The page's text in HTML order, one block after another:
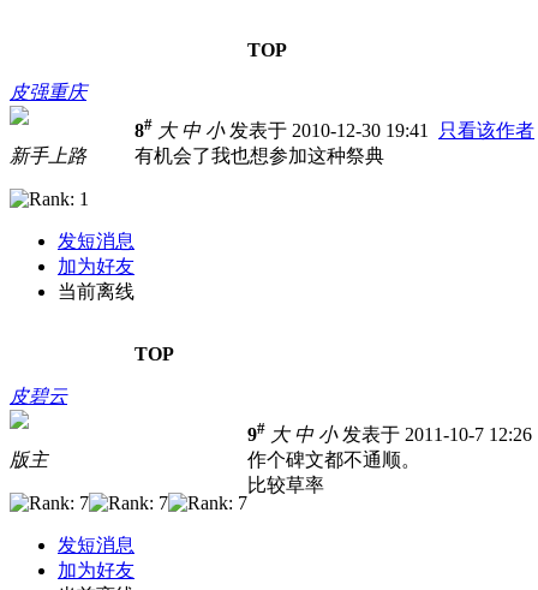
TOP
皮强重庆
新手上路
发短消息
加为好友
当前离线
8# 大 中 小发表于 2010-12-30 19:41
只看该作者
有机会了我也想参加这种祭典
TOP
皮碧云
版主
发短消息
加为好友
9# 大 中 小发表于 2011-10-7 12:26
作个碑文都不通顺。
比较草率